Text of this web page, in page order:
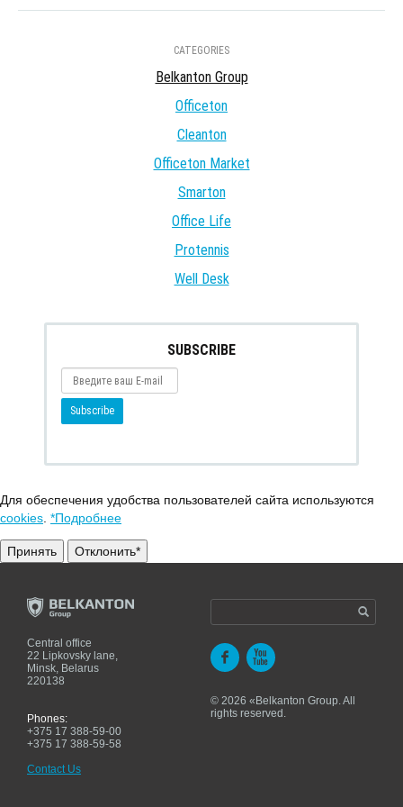
CATEGORIES
Belkanton Group
Officeton
Cleanton
Officeton Market
Smarton
Office Life
Protennis
Well Desk
SUBSCRIBE
Для обеспечения удобства пользователей сайта используются
cookies *Подробнее
Принять Отклонить*
Central office
22 Lipkovsky lane,
Minsk, Belarus
220138
Phones:
+375 17 388-59-00
+375 17 388-59-58
Contact Us
© 2026 «Belkanton Group. All
rights reserved.